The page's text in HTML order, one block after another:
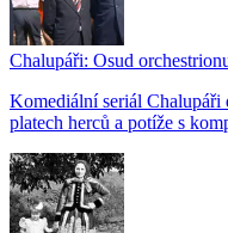
Chalupáři: Osud
Komediální seriál
platech herců a potíže s